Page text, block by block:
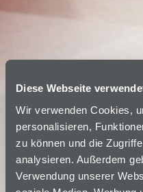
Diese Webseite
Wir verwenden Cookies,
personalisieren,
zu können und die
analysieren. Außerdem
Verwendung unserer